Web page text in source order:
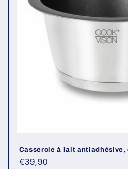
Casserole à lait antiadhésive,
Prix
€39,90